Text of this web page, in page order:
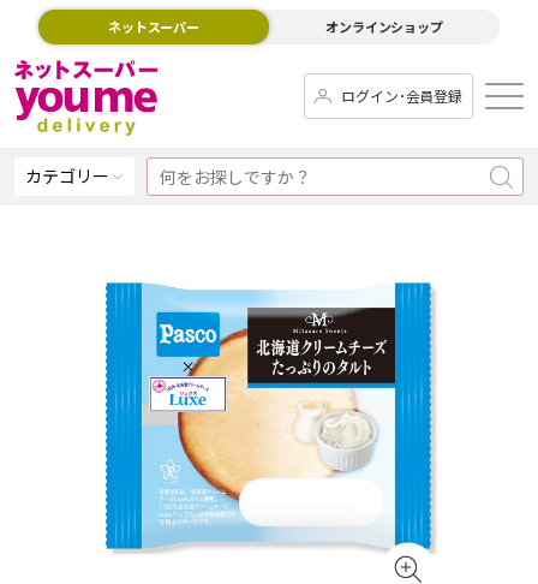
ネットスーパー オンラインショップ
ログイン･会員登録
カテゴリー